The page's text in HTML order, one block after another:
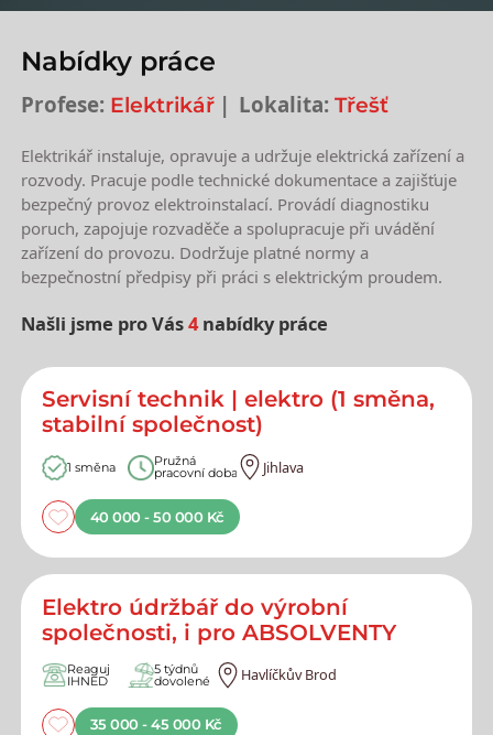
Nabídky práce
Profese: Elektrikář Lokalita: Třešť
Elektrikář instaluje, opravuje a udržuje elektrická zařízení a
rozvody. Pracuje podle technické dokumentace a zajišťuje
bezpečný provoz elektroinstalací. Provádí diagnostiku
poruch, zapojuje rozvaděče a spolupracuje při uvádění
zařízení do provozu. Dodržuje platné normy a
bezpečnostní předpisy při práci s elektrickým proudem.
Našli jsme pro Vás4nabídky práce
Nejnovější nabídky práce
Servisní technik | elektro (1 směna,
stabilní společnost)
1 směna Pružná
pracovní doba Jihlava
40 000 - 50 000 Kč
Elektro údržbář do výrobní
společnosti, i pro ABSOLVENTY
Reaguj
IHNED
5 týdnů
dovolené Havlíčkův Brod
35 000 - 45 000 Kč